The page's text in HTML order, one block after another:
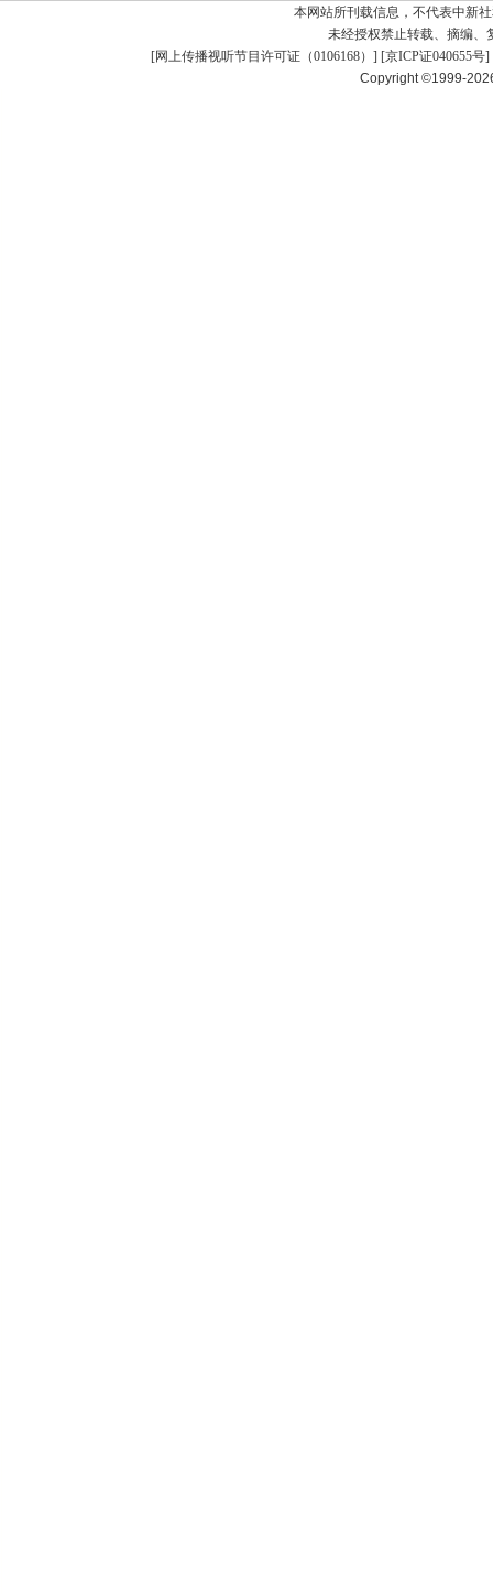
本网站所刊载信息，不代表中新
未经授权禁止转载、摘编、
[网上传播视听节目许可证（0106168） ] [京ICP证040655号]
Copyright ©1999-